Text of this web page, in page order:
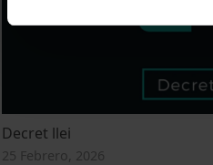
Decret llei
25 Febrero, 2026